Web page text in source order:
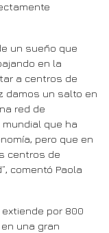
un sueño que
en la
a centros de
damos un salto en
red de
que ha
pero que en
centros de
comentó Paola
por 800
una gran